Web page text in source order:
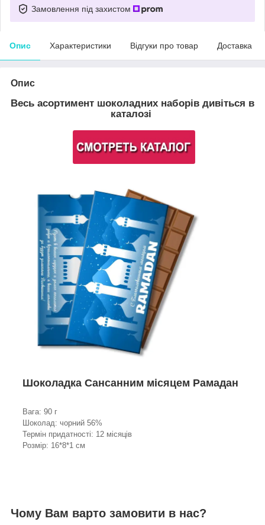
Замовлення під захистом
Опис Характеристики Відгуки про товар Доставка
Опис
Весь асортимент шоколадних наборів дивіться в
каталозі
Шоколадка Сансанним місяцем Рамадан
Вага: 90 г
Шоколад: чорний 56%
Термін придатності: 12 місяців
Розмір: 16*8*1 см
Чому Вам варто замовити в нас?